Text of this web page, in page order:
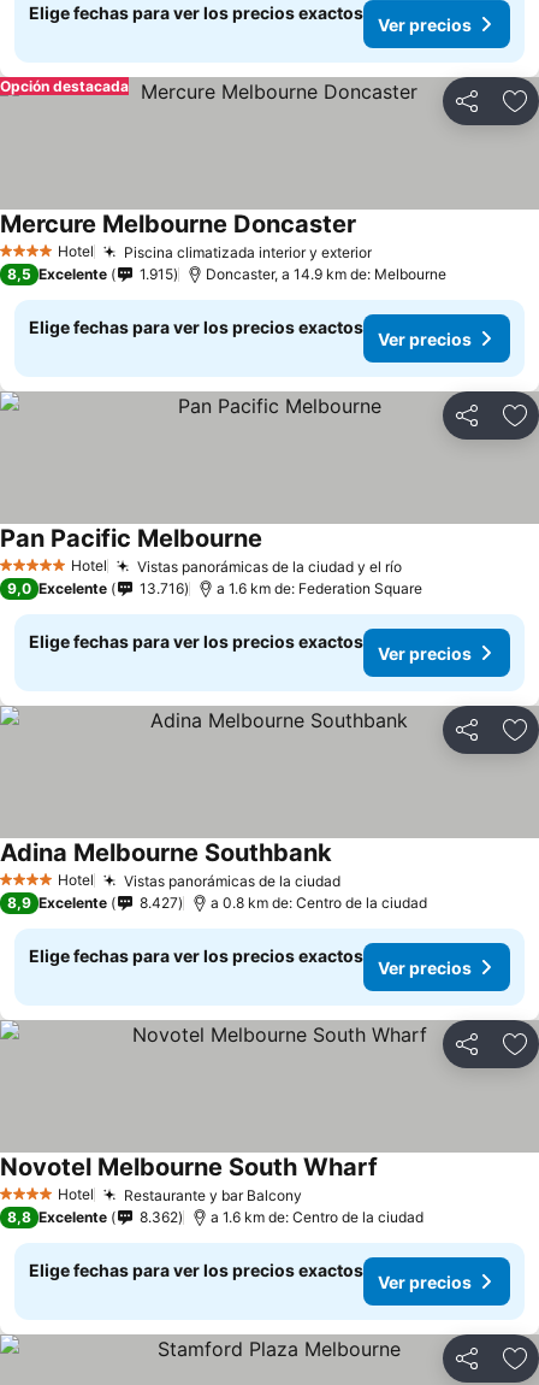
Elige fechas para ver los precios exactos
Ver precios
Compartir
Opción destacada
4 EstrellasHotel Piscina climatizada interior y exterior
Mercure Melbourne Doncaster
8,5 Excelente 1.915 Doncaster, a 14.9 km de: Melbourne
Elige fechas para ver los precios exactos
Ver precios
Compartir
5 Estrellas Hotel Vistas panorámicas de la ciudad y el río
Pan Pacific Melbourne
9,0 Excelente 13.716 a 1.6 km de: Federation Square
Elige fechas para ver los precios exactos
Ver precios
Compartir
4 EstrellasHotel Vistas panorámicas de la ciudad
Adina Melbourne Southbank
8,9 Excelente 8.427 a 0.8 km de: Centro de la ciudad
Elige fechas para ver los precios exactos
Ver precios
Compartir
4 EstrellasHotel Restaurante y bar Balcony
Novotel Melbourne South Wharf
8,8 Excelente 8.362 a 1.6 km de: Centro de la ciudad
Elige fechas para ver los precios exactos
Ver precios
Compartir